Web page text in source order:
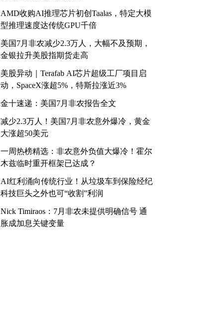
AMD收购AI推理芯片初创Taalas，特定大模
型推理速度达传统GPU千倍
美国7月非农减少2.3万人，大幅不及预期，
金银拉升美股指期货走高
美股异动｜Terafab AI芯片超级工厂项目启
动，SpaceX涨超5%，特斯拉涨近3%
金十速递：美国7月非农报告全文
减少2.3万人！美国7月非农意外爆冷，黄金
大涨超50美元
一周热榜精选：非农意外负值大爆冷！霍尔
木兹临时重开框架已达成？
AI红利涌向传统行业！从垃圾车到保险经纪
科技巨头之外也可“收割”利润
Nick Timiraos：7月非农未提供明确信号 通
胀成加息关键变量